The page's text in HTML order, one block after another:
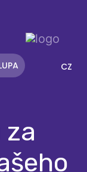
CZ